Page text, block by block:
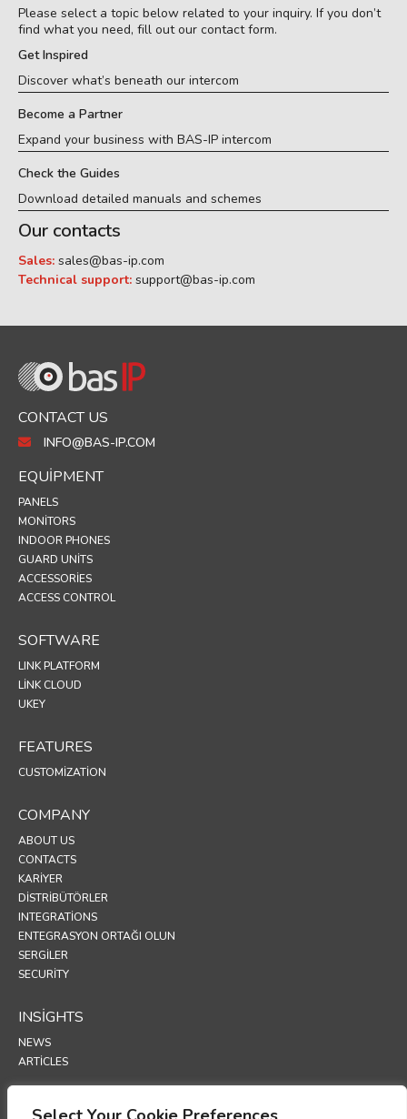
Please select a topic below related to your inquiry. If you don’t
find what you need, fill out our contact form.
Get Inspired
Discover what’s beneath our intercom
Become a Partner
Expand your business with BAS-IP intercom
Check the Guides
Download detailed manuals and schemes
Our contacts
Sales: sales@bas-ip.com
Technical support: support@bas-ip.com
CONTACT US
INFO@BAS-IP.COM
EQUIPMENT
PANELS
MONITORS
INDOOR PHONES
GUARD UNITS
ACCESSORIES
ACCESS CONTROL
SOFTWARE
LINK PLATFORM
LINK CLOUD
UKEY
FEATURES
CUSTOMIZATION
COMPANY
ABOUT US
CONTACTS
KARIYER
DISTRIBÜTÖRLER
INTEGRATIONS
ENTEGRASYON ORTAĞI OLUN
SERGİLER
SECURITY
INSIGHTS
NEWS
ARTICLES
SUPPORT